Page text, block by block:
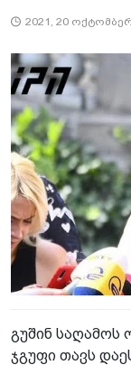
2021, 20
გუშინ საღამოს
ჯგუფი თავს